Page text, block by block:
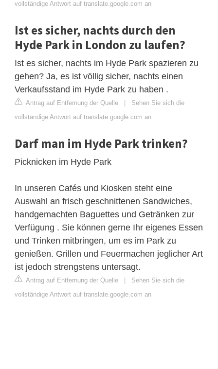
vollständige Antwort auf translate.google.com an
Ist es sicher, nachts durch den
Hyde Park in London zu laufen?
Ist es sicher, nachts im Hyde Park spazieren zu
gehen? Ja, es ist völlig sicher, nachts einen
Verkaufsstand im Hyde Park zu haben .
Antrag auf Entfernung der Quelle | Sehen Sie sich die
vollständige Antwort auf translate.google.com an
Darf man im Hyde Park trinken?
Picknicken im Hyde Park
In unseren Cafés und Kiosken steht eine
Auswahl an frisch geschnittenen Sandwiches,
handgemachten Baguettes und Getränken zur
Verfügung . Sie können gerne Ihr eigenes Essen
und Trinken mitbringen, um es im Park zu
genießen. Grillen und Feuermachen jeglicher Art
ist jedoch strengstens untersagt.
Antrag auf Entfernung der Quelle | Sehen Sie sich die
vollständige Antwort auf translate.google.com an